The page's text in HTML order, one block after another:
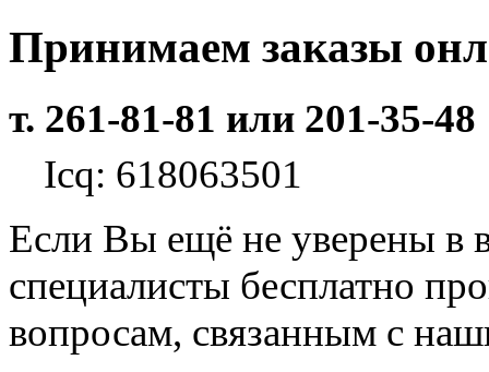
Принимаем заказы
т. 261-81-81 или 201-35-48
Icq: 618063501
Если Вы ещё не уверены в
специалисты бесплатно
вопросам, связанным с